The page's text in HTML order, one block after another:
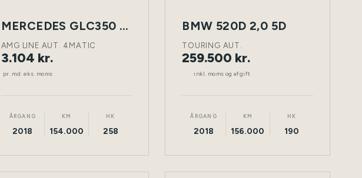
LEASING
NY
DIESEL TØNDER
MERCEDES GLC350 D 3,0 5D
AMG LINE AUT. 4MATIC
3.104 kr.
pr. md. eks. moms
ÅRGANG
2018
KM
154.000
HK
258
NY
DIESEL TØNDER
BMW 520D 2,0 5D
TOURING AUT.
259.500 kr.
inkl. moms og afgift
ÅRGANG
2018
KM
156.000
HK
190